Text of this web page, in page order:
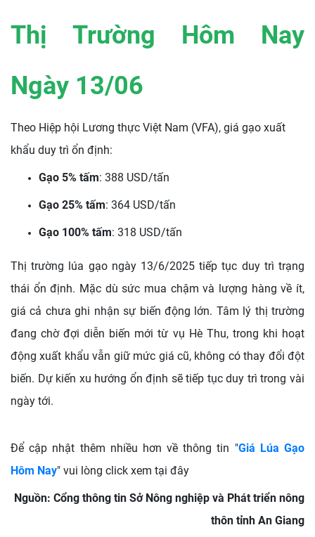
Thị Trường Hôm Nay
Ngày 13/06
Theo Hiệp hội Lương thực Việt Nam (VFA), giá gạo xuất
khẩu duy trì ổn định:
Gạo 5% tấm: 388 USD/tấn
Gạo 25% tấm: 364 USD/tấn
Gạo 100% tấm: 318 USD/tấn
Thị trường lúa gạo ngày 13/6/2025 tiếp tục duy trì trạng
thái ổn định. Mặc dù sức mua chậm và lượng hàng về ít,
giá cả chưa ghi nhận sự biến động lớn. Tâm lý thị trường
đang chờ đợi diễn biến mới từ vụ Hè Thu, trong khi hoạt
động xuất khẩu vẫn giữ mức giá cũ, không có thay đổi đột
biến. Dự kiến xu hướng ổn định sẽ tiếp tục duy trì trong vài
ngày tới.
Để cập nhật thêm nhiều hơn về thông tin "Giá Lúa Gạo
Hôm Nay" vui lòng click xem tại đây
Nguồn: Cổng thông tin Sở Nông nghiệp và Phát triển nông
thôn tỉnh An Giang